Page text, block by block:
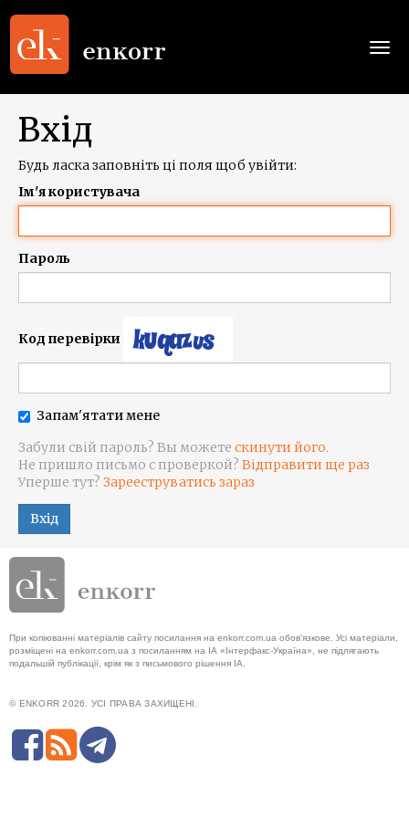
Вхід
Будь ласка заповніть ці поля щоб увійти:
Ім'я користувача
Пароль
Код перевірки
Запам'ятати мене
Забули свій пароль? Вы можете скинути його.
Не пришло письмо с проверкой? Відправити ще раз
Уперше тут? Зарееструватись зараз
Вхід
При копіюванні матеріалів сайту посилання на enkorr.com.ua обов'язкове. Усі матеріали,
розміщені на enkorr.com.ua з посиланням на ІА «Інтерфакс-Україна», не підлягають
подальшій публікації, крім як з письмового рішення ІА.
© ENKORR 2026. УСІ ПРАВА ЗАХИЩЕНІ.